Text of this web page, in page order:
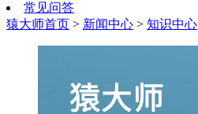
常见问答
猿大师首页 > 新闻中心 > 知识中心